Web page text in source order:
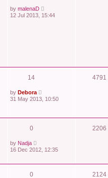
by malenaD
12 Jul 2013, 15:44
14 4791
by Debora
31 May 2013, 10:50
0 2206
by Nadja
16 Dec 2012, 12:35
0 2124